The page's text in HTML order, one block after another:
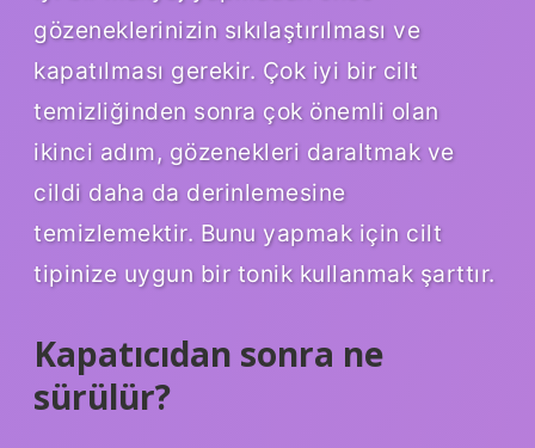
gözeneklerinizin sıkılaştırılması ve
kapatılması gerekir. Çok iyi bir cilt
temizliğinden sonra çok önemli olan
ikinci adım, gözenekleri daraltmak ve
cildi daha da derinlemesine
temizlemektir. Bunu yapmak için cilt
tipinize uygun bir tonik kullanmak şarttır.
Kapatıcıdan sonra ne
sürülür?